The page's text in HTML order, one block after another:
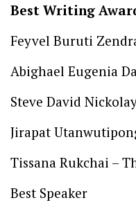
Best Writing
Feyvel Buruti
Abighael Eugenia
Steve David
Jirapat
Tissana Rukchai –
Best Speaker